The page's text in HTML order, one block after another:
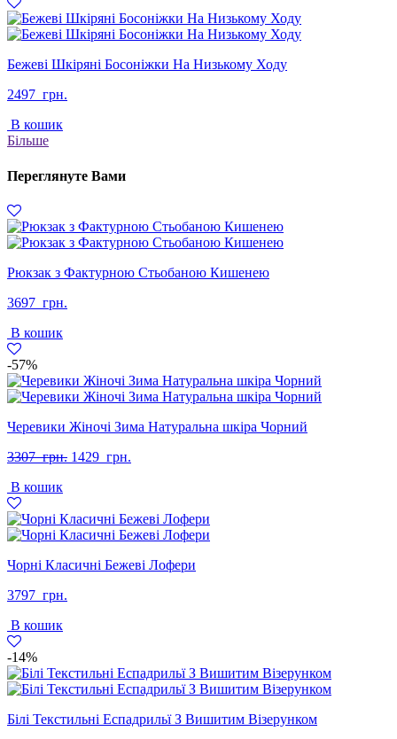
Бежеві Шкіряні Босоніжки На Низькому Ходу
2497 грн.
В кошик
Більше
Переглянуте Вами
Рюкзак з Фактурною Стьобаною Кишенею
3697 грн.
В кошик
-57%
Черевики Жіночі Зима Натуральна шкіра Чорний
3307 грн. Оригінальна
1429 грн.
В кошик
Чорні Класичні Бежеві Лофери
3797 грн.
В кошик
-14%
Білі Текстильні Еспадрильї З Вишитим Візерунком